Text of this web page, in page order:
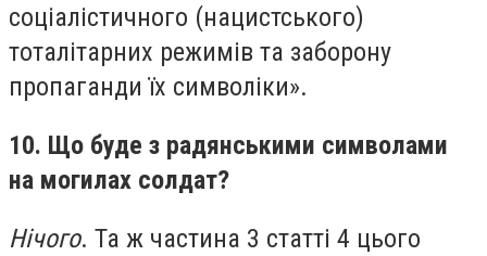
соціалістичного (нацистського)
тоталітарних режимів та заборону
пропаганди їх символіки».
10. Що буде з радянськими символами
на могилах солдат?
Нічого. Та ж частина 3 статті 4 цього